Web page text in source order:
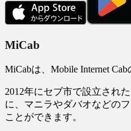
MiCab
MiCabは、Mobile Internet Cab
2012年にセブ市で設立され
に、マニラやダバオなどの
ことができます。